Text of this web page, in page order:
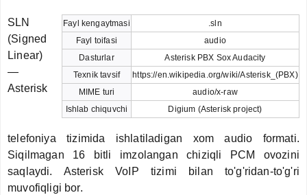
Fayl kengaytmasi
.sln
Fayl toifasi
audio
Dasturlar
Asterisk PBX Sox Audacity
Texnik tavsif
https://en.wikipedia.org/wiki/Asterisk_(PBX)
MIME turi
audio/x-raw
Ishlab chiquvchi
Digium (Asterisk project)
SLN
(Signed
Linear)
—
Asterisk
telefoniya tizimida ishlatiladigan xom audio formati.
Siqilmagan 16 bitli imzolangan chiziqli PCM ovozini
saqlaydi. Asterisk VoIP tizimi bilan to'g'ridan-to'g'ri
muvofiqligi bor.